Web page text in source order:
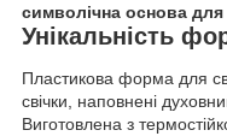
символічна основа для
Унікальність
Пластикова форма для
свічки, наповнені
Виготовлена з